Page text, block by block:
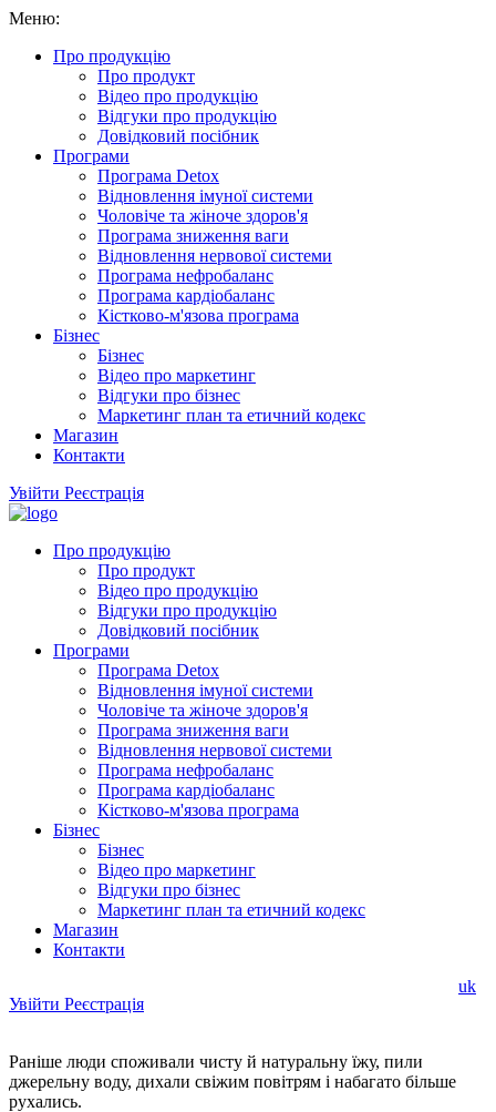
Меню:
Про продукцію
Про продукт
Відео про продукцію
Відгуки про продукцію
Довідковий посібник
Програми
Програма Detox
Відновлення імуної системи
Чоловіче та жіноче здоров'я
Програма зниження ваги
Відновлення нервової системи
Програма нефробаланс
Програма кардіобаланс
Кістково-м'язова програма
Бізнес
Бізнес
Відео про маркетинг
Відгуки про бізнес
Маркетинг план та етичний кодекс
Магазин
Контакти
Увійти Реєстрація
Про продукцію
Про продукт
Відео про продукцію
Відгуки про продукцію
Довідковий посібник
Програми
Програма Detox
Відновлення імуної системи
Чоловіче та жіноче здоров'я
Програма зниження ваги
Відновлення нервової системи
Програма нефробаланс
Програма кардіобаланс
Кістково-м'язова програма
Бізнес
Бізнес
Відео про маркетинг
Відгуки про бізнес
Маркетинг план та етичний кодекс
Магазин
Контакти
uk
Увійти Реєстрація
Раніше люди споживали чисту й натуральну їжу, пили
джерельну воду, дихали свіжим повітрям і набагато більше
рухались.